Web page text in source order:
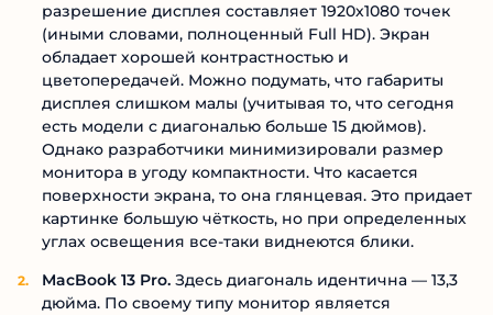
разрешение дисплея составляет 1920х1080 точек
(иными словами, полноценный Full HD). Экран
обладает хорошей контрастностью и
цветопередачей. Можно подумать, что габариты
дисплея слишком малы (учитывая то, что сегодня
есть модели с диагональю больше 15 дюймов).
Однако разработчики минимизировали размер
монитора в угоду компактности. Что касается
поверхности экрана, то она глянцевая. Это придает
картинке большую чёткость, но при определенных
углах освещения все-таки виднеются блики.
MacBook 13 Pro. Здесь диагональ идентична — 13,3
дюйма. По своему типу монитор является